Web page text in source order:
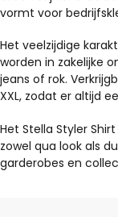
vormt voor
Het veelzijdige
worden in zakelijke
jeans of rok.
XXL, zodat er altijd
Het Stella Styler
zowel qua look als
garderobes en